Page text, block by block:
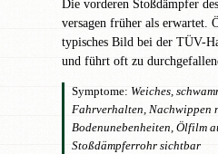
Die vorderen Stoßdämpfer
versagen früher als erwartet.
typisches Bild bei der TÜV-
und führt oft zu
Symptome: Weiches,
Fahrverhalten, Nachwippen
Bodenunebenheiten, Ölfilm
Stoßdämpferrohr sichtbar